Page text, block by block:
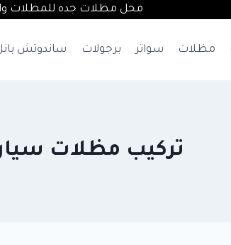
محل مظلات جده للمظلات
مظلات سواتر برجولات ساندوتش
تركيب مظلات